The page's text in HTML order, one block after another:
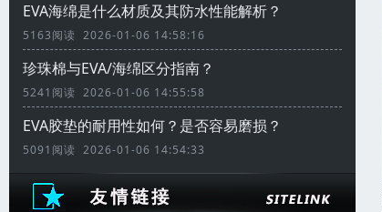
EVA海绵是什么材质及其防水性能解析？
5163阅读 2026-01-06 14:58:16
珍珠棉与EVA/海绵区分指南？
5241阅读 2026-01-06 14:55:58
EVA胶垫的耐用性如何？是否容易磨损？
5091阅读 2026-01-06 14:54:33